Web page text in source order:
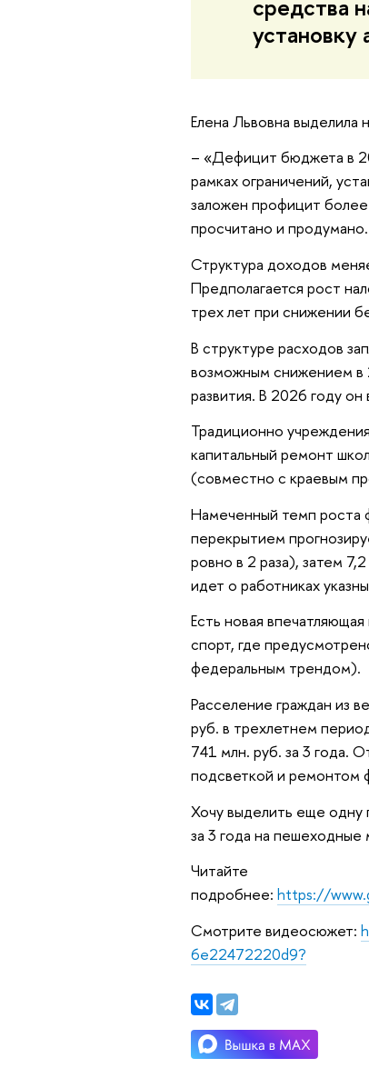
средства
установку
Елена Львовна выделила
– «Дефицит бюджета в
рамках ограничений,
заложен профицит
просчитано и продумано.
Структура доходов
Предполагается рост
трех лет при снижении
В структуре расходов
возможным снижением в
развития. В 2026 году
Традиционно
капитальный ремонт
(совместно с краевым
Намеченный темп роста
перекрытием
ровно в 2 раза), затем
идет о работниках
Есть новая
спорт, где
федеральным трендом).
Расселение граждан из
руб. в трехлетнем
741 млн. руб. за 3 года.
подсветкой и ремонтом
Хочу выделить еще одну
за 3 года на пешеходные
Читайте
подробнее: https://
Смотрите видеосюжет:
6e22472220d9?